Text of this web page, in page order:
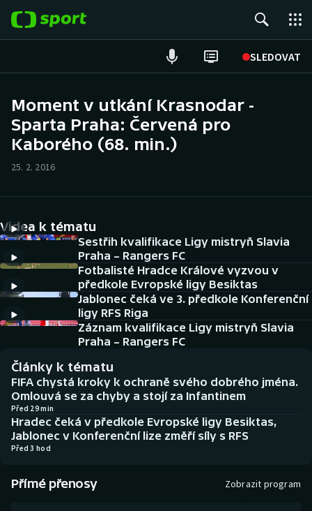
SLEDOVAT
Hokej
Cyklistika
DALŠÍ SPORTY
Americký fotbal
Baseball a softbal
Biatlon
Boby a skeleton
Curling
NEPŘEHLÉDNĚTE
Soutěže
Aplikace ČT sport
AZ kvíz
Moment v utkání Krasnodar -
Sparta Praha: Červená pro
Kaborého (68. min.)
25. 2. 2016
Videa k tématu
Sestřih kvalifikace Ligy mistryň Slavia
Praha – Rangers FC
Fotbalisté Hradce Králové vyzvou v
předkole Evropské ligy Besiktas
Jablonec čeká ve 3. předkole Konferenční
ligy RFS Riga
Záznam kvalifikace Ligy mistryň Slavia
Praha – Rangers FC
Články k tématu
FIFA chystá kroky k ochraně svého dobrého jména.
Omlouvá se za chyby a stojí za Infantinem
Před 29 min
Hradec čeká v předkole Evropské ligy Besiktas,
Jablonec v Konferenční lize změří síly s RFS
Před 3 hod
Přímé přenosy Zobrazit program